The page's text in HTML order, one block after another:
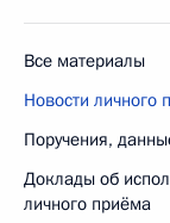
Все материалы
Новости личного
Поручения,
Доклады об
личного приёма